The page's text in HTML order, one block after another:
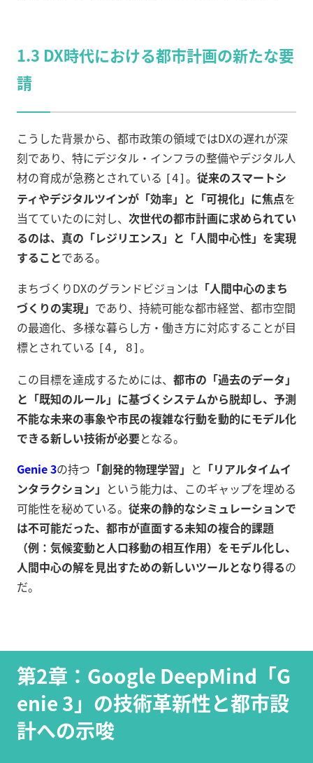
1.3 DX時代における都市計画の新たな要
請
こうした背景から、都市政策の領域ではDXの遅れが深
刻であり、特にデジタル・インフラの整備やデジタル人
材の育成が急務とされている [4] 。 従来のスマートシ
ティやデジタルツインが「効率」と「可視化」に焦点を
当てていたのに対し、 次世代の都市計画に求められてい
るのは、真の「レジリエンス」と「人間中心性」を実現
することである。
まちづくりDXのグランドビジョンは 「人間中心のまち
づくりの実現」 であり、持続可能な都市経営、都市空間
の最適化、多様な暮らし方・働き方に対応することが目
標とされている [4, 8] 。
この目標を達成するためには、 都市の「過去のデータ」
と「既知のルール」に基づくシステムから脱却し、予測
不能な未来の事象や市民の複雑な行動を動的にモデル化
できる新しい技術が必要となる。
Genie 3の持つ 「創発的物理学習」 と 「リアルタイムイ
ンタラクション」 という能力は、このギャップを埋める
可能性を秘めている。 従来の静的なシミュレーションで
は不可能だった、都市が直面する未知の複合的課題
（例：気候変動と人口移動の相互作用）をモデル化し、
人間中心の解を見出すための新しいツールとなり得るの
だ。
第2章：Google DeepMind「G
enie 3」の技術革新性と都市設
計への示唆